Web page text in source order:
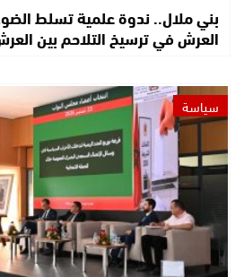
بني ملال.. ندوة علمية تسلط
العرش في ترسيخ التلاحم بين
سياسة